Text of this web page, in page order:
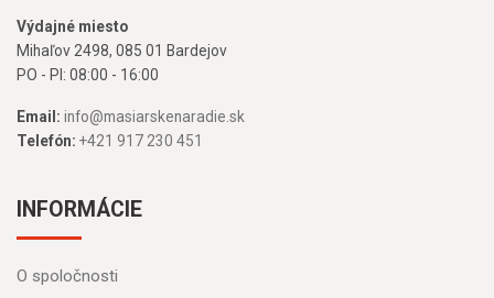
Výdajné miesto
Mihaľov 2498, 085 01 Bardejov
PO - PI: 08:00 - 16:00
Email: info@masiarskenaradie.sk
Telefón: +421 917 230 451
INFORMÁCIE
O spoločnosti